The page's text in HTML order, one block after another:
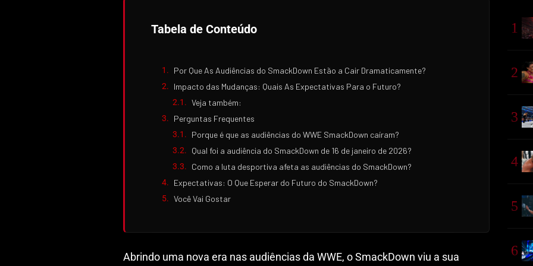
Tabela de Conteúdo
Por Que As Audiências do SmackDown Estão a Cair Dramaticamente?
Impacto das Mudanças: Quais As Expectativas Para o Futuro?
Veja também:
Perguntas Frequentes
Porque é que as audiências do WWE SmackDown caíram?
Qual foi a audiência do SmackDown de 16 de janeiro de 2026?
Como a luta desportiva afeta as audiências do SmackDown?
Expectativas: O Que Esperar do Futuro do SmackDown?
Você Vai Gostar
Abrindo uma nova era nas audiências da WWE, o SmackDown viu a sua
1
2
3
4
5
6